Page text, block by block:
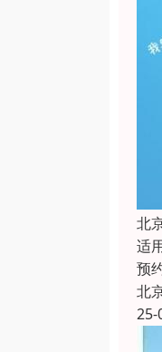
北
适
预
北
25-